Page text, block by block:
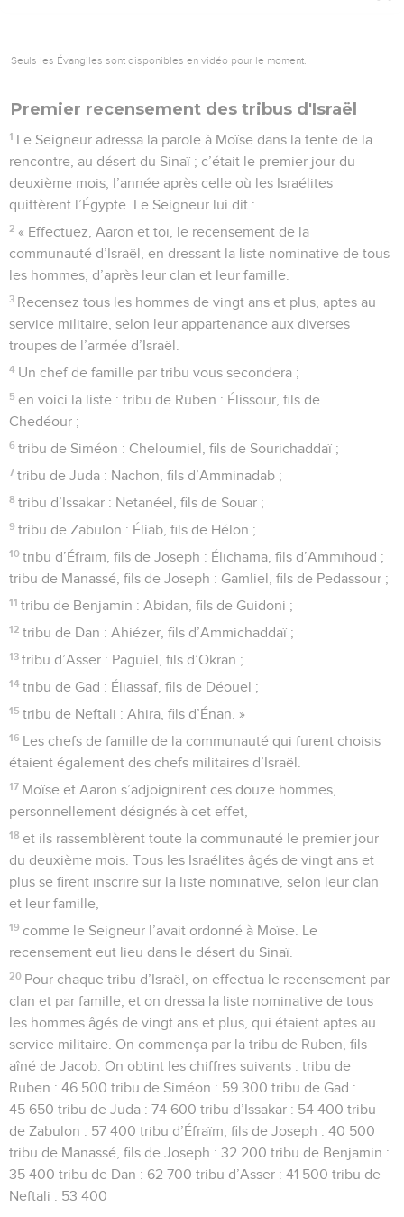
Seuls les Évangiles sont disponibles en vidéo pour le moment.
Premier recensement des tribus d'Israël
1 Le Seigneur adressa la parole à Moïse dans la tente de la
rencontre, au désert du Sinaï ; c’était le premier jour du
deuxième mois, l’année après celle où les Israélites
quittèrent l’Égypte. Le Seigneur lui dit :
2 « Effectuez, Aaron et toi, le recensement de la
communauté d’Israël, en dressant la liste nominative de tous
les hommes, d’après leur clan et leur famille.
3 Recensez tous les hommes de vingt ans et plus, aptes au
service militaire, selon leur appartenance aux diverses
troupes de l’armée d’Israël.
4 Un chef de famille par tribu vous secondera ;
5 en voici la liste : tribu de Ruben : Élissour, fils de
Chedéour ;
6 tribu de Siméon : Cheloumiel, fils de Sourichaddaï ;
7 tribu de Juda : Nachon, fils d’Amminadab ;
8 tribu d’Issakar : Netanéel, fils de Souar ;
9 tribu de Zabulon : Éliab, fils de Hélon ;
10 tribu d’Éfraïm, fils de Joseph : Élichama, fils d’Ammihoud ;
tribu de Manassé, fils de Joseph : Gamliel, fils de Pedassour ;
11 tribu de Benjamin : Abidan, fils de Guidoni ;
12 tribu de Dan : Ahiézer, fils d’Ammichaddaï ;
13 tribu d’Asser : Paguiel, fils d’Okran ;
14 tribu de Gad : Éliassaf, fils de Déouel ;
15 tribu de Neftali : Ahira, fils d’Énan. »
16 Les chefs de famille de la communauté qui furent choisis
étaient également des chefs militaires d’Israël.
17 Moïse et Aaron s’adjoignirent ces douze hommes,
personnellement désignés à cet effet,
18 et ils rassemblèrent toute la communauté le premier jour
du deuxième mois. Tous les Israélites âgés de vingt ans et
plus se firent inscrire sur la liste nominative, selon leur clan
et leur famille,
19 comme le Seigneur l’avait ordonné à Moïse. Le
recensement eut lieu dans le désert du Sinaï.
20 Pour chaque tribu d’Israël, on effectua le recensement par
clan et par famille, et on dressa la liste nominative de tous
les hommes âgés de vingt ans et plus, qui étaient aptes au
service militaire. On commença par la tribu de Ruben, fils
aîné de Jacob. On obtint les chiffres suivants : tribu de
Ruben : 46 500 tribu de Siméon : 59 300 tribu de Gad :
45 650 tribu de Juda : 74 600 tribu d’Issakar : 54 400 tribu
de Zabulon : 57 400 tribu d’Éfraïm, fils de Joseph : 40 500
tribu de Manassé, fils de Joseph : 32 200 tribu de Benjamin :
35 400 tribu de Dan : 62 700 tribu d’Asser : 41 500 tribu de
Neftali : 53 400